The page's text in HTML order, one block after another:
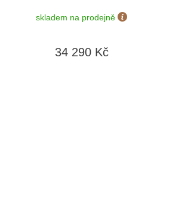
Friedrich Lederwaren v hodnotě 1160 Kč
skladem na prodejně
34 290 Kč